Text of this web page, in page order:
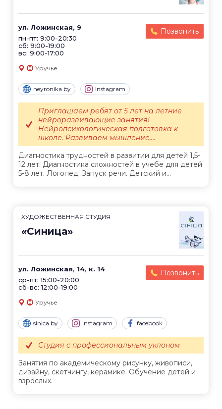
ул. Ложинская, 9
пн-пт: 9:00-20:30
сб: 9:00-19:00
вс: 9:00-17:00
Позвонить
Уручье
neyronika.by Instagram
Диагностика трудностей в развитии для детей 1,5-
12 лет. Диагностика сложностей в учебе для детей
5-8 лет. Логопед. Запуск речи. Детский и...
Приглашаем ребят от 5 лет на летние
нейроразвивающие занятия!
Нейропсихологическая подготовка к
школе. Развиваем мышление,...
ХУДОЖЕСТВЕННАЯ СТУДИЯ
«Синица»
ул. Ложинская, 14, к. 14
ср-пт: 15:00-20:00
сб-вс: 12:00-19:00
Позвонить
Уручье
sinica.by Instagram facebook
Занятия по академическому рисунку, живописи,
дизайну, скетчингу, керамике. Обучение детей и
взрослых.
Студия с профессиональным уклоном